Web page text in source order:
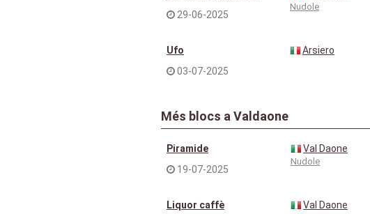
29-06-2025
Nudole
Ufo
03-07-2025
Arsiero
Més blocs a Valdaone
Piramide
19-07-2025
Val Daone
Nudole
Liquor caffè Val Daone